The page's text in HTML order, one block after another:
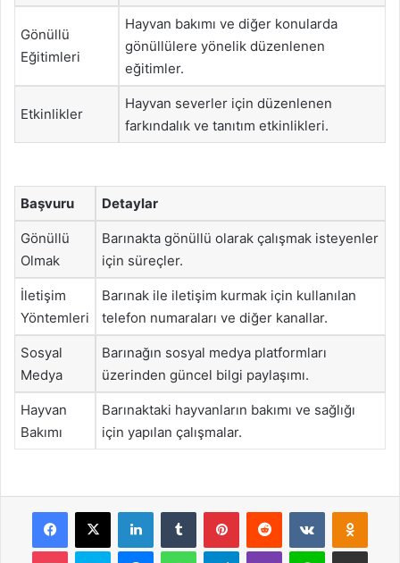
Gönüllü
Eğitimleri
Hayvan bakımı ve diğer konularda
gönüllülere yönelik düzenlenen
eğitimler.
Etkinlikler
Hayvan severler için düzenlenen
farkındalık ve tanıtım etkinlikleri.
Başvuru Detaylar
Gönüllü
Olmak
Barınakta gönüllü olarak çalışmak isteyenler
için süreçler.
İletişim
Yöntemleri
Barınak ile iletişim kurmak için kullanılan
telefon numaraları ve diğer kanallar.
Sosyal
Medya
Barınağın sosyal medya platformları
üzerinden güncel bilgi paylaşımı.
Hayvan
Bakımı
Barınaktaki hayvanların bakımı ve sağlığı
için yapılan çalışmalar.
Facebook
X LinkedInTumblr PinterestReddit VKontakte
Pocket Skype MessengerWhatsAppTelegramViber Line E-Posta ile